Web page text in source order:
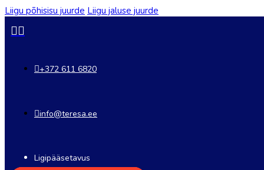
Liigu põhisisu juurde Liigu jaluse juurde
+372 611 6820
info@teresa.ee
Ligipääsetavus